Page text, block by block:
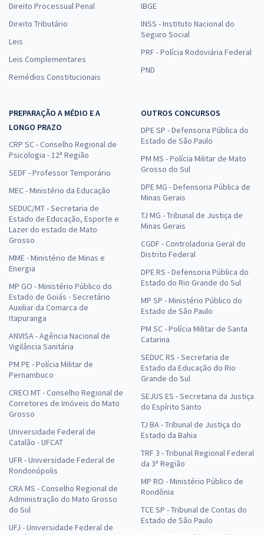
Direito Processual Penal
Direito Tributário
Leis
Leis Complementares
Remédios Constitucionais
IBGE
INSS - Instituto Nacional do
Seguro Social
PRF - Polícia Rodoviária Federal
PND
PREPARAÇÃO A MÉDIO E A
LONGO PRAZO
CRP SC - Conselho Regional de
Psicologia - 12ª Região
SEDF - Professor Temporário
MEC - Ministério da Educação
SEDUC/MT - Secretaria de
Estado de Educação, Esporte e
Lazer do estado de Mato
Grosso
MME - Ministério de Minas e
Energia
MP GO - Ministério Público do
Estado de Goiás - Secretário
Auxiliar da Comarca de
Itapuranga
ANVISA - Agência Nacional de
Vigilância Sanitária
PM PE - Polícia Militar de
Pernambuco
CRECI MT - Conselho Regional de
Corretores de Imóveis do Mato
Grosso
Universidade Federal de
Catalão - UFCAT
UFR - Universidade Federal de
Rondonópolis
CRA MS - Conselho Regional de
Administração do Mato Grosso
do Sul
UFJ - Universidade Federal de
OUTROS CONCURSOS
DPE SP - Defensoria Pública do
Estado de São Paulo
PM MS - Polícia Militar de Mato
Grosso do Sul
DPE MG - Defensoria Pública de
Minas Gerais
TJ MG - Tribunal de Justiça de
Minas Gerais
CGDF - Controladoria Geral do
Distrito Federal
DPE RS - Defensoria Pública do
Estado do Rio Grande do Sul
MP SP - Ministério Público do
Estado de São Paulo
PM SC - Polícia Militar de Santa
Catarina
SEDUC RS - Secretaria de
Estado da Educação do Rio
Grande do Sul
SEJUS ES - Secretaria da Justiça
do Espírito Santo
TJ BA - Tribunal de Justiça do
Estado da Bahia
TRF 3 - Tribunal Regional Federal
da 3ª Região
MP RO - Ministério Público de
Rondônia
TCE SP - Tribunal de Contas do
Estado de São Paulo